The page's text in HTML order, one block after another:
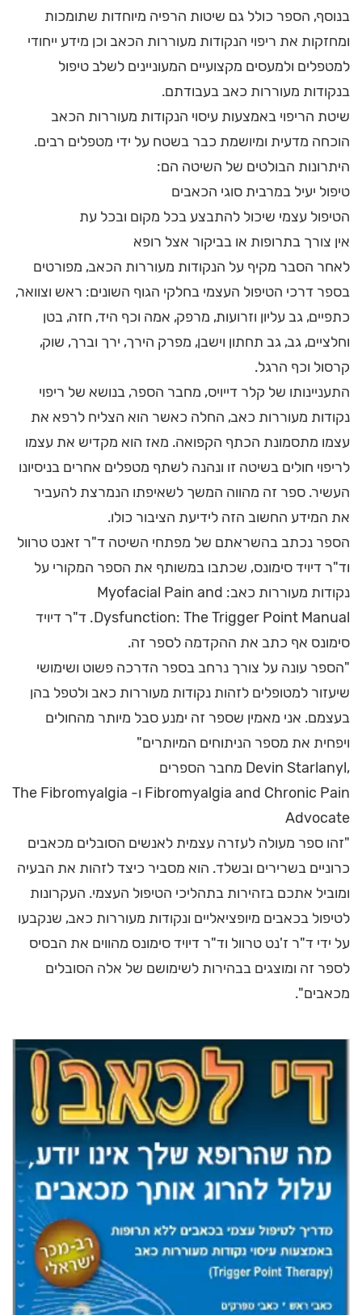
בנוסף, הספר כולל גם שיטות הרפיה מיוחדות שתומכות
ומחזקות את ריפוי הנקודות מעוררות הכאב וכן מידע ייחודי
למטפלים ולמעסים מקצועיים המעוניינים לשלב טיפול
בנקודות מעוררות כאב בעבודתם.
שיטת הריפוי באמצעות עיסוי הנקודות מעוררות הכאב
הוכחה מדעית ומיושמת כבר בשטח על ידי מטפלים רבים.
היתרונות הבולטים של השיטה הם:
טיפול יעיל במרבית סוגי הכאבים
הטיפול עצמי שיכול להתבצע בכל מקום ובכל עת
אין צורך בתרופות או בביקור אצל רופא
לאחר הסבר מקיף על הנקודות מעוררות הכאב, מפורטים
בספר דרכי הטיפול העצמי בחלקי הגוף השונים: ראש וצוואר,
כתפיים, גב עליון וזרועות, מרפק, אמה וכף היד, חזה, בטן
וחלציים, גב, גב תחתון וישבן, מפרק הירך, ירך וברך, שוק,
קרסול וכף הרגל.
התעניינותו של קלר דייויס, מחבר הספר, בנושא של ריפוי
נקודות מעוררות כאב, החלה כאשר הוא הצליח לרפא את
עצמו מתסמונת הכתף הקפואה. מאז הוא מקדיש את עצמו
לריפוי חולים בשיטה זו ונהנה לשתף מטפלים אחרים בניסיונו
העשיר. ספר זה מהווה המשך לשאיפתו הנמרצת להעביר
את המידע החשוב הזה לידיעת הציבור כולו.
הספר נכתב בהשראתם של מפתחי השיטה ד"ר זאנט טרוול
וד"ר דיויד סימונס, שכתבו במשותף את הספר המקורי על
נקודות מעוררות כאב: Myofacial Pain and
Dysfunction: The Trigger Point Manual. ד"ר דיויד
סימונס אף כתב את ההקדמה לספר זה.
"הספר עונה על צורך נרחב בספר הדרכה פשוט ושימושי
שיעזור למטופלים לזהות נקודות מעוררות כאב ולטפל בהן
בעצמם. אני מאמין שספר זה ימנע סבל מיותר מהחולים
ויפחית את מספר הניתוחים המיותרים"
,Devin Starlanyl מחבר הספרים
Fibromyalgia and Chronic Pain ו- The Fibromyalgia
Advocate
"זהו ספר מעולה לעזרה עצמית לאנשים הסובלים מכאבים
כרוניים בשרירים ובשלד. הוא מסביר כיצד לזהות את הבעיה
ומוביל אתכם בזהירות בתהליכי הטיפול העצמי. העקרונות
לטיפול בכאבים מיופציאליים ונקודות מעוררות כאב, שנקבעו
על ידי ד"ר ז'נט טרוול וד"ר דיויד סימונס מהווים את הבסיס
לספר זה ומוצגים בבהירות לשימושם של אלה הסובלים
מכאבים".